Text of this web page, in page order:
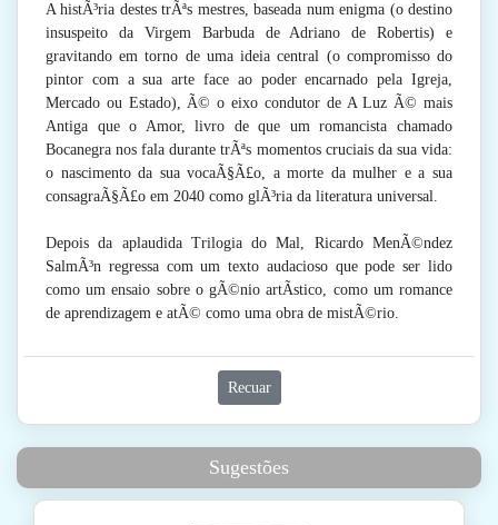
A histÃ³ria destes trÃªs mestres, baseada num enigma (o destino
insuspeito da Virgem Barbuda de Adriano de Robertis) e
gravitando em torno de uma ideia central (o compromisso do
pintor com a sua arte face ao poder encarnado pela Igreja,
Mercado ou Estado), Ã© o eixo condutor de A Luz Ã© mais
Antiga que o Amor, livro de que um romancista chamado
Bocanegra nos fala durante trÃªs momentos cruciais da sua vida:
o nascimento da sua vocaÃ§Ã£o, a morte da mulher e a sua
consagraÃ§Ã£o em 2040 como glÃ³ria da literatura universal.
Depois da aplaudida Trilogia do Mal, Ricardo MenÃ©ndez
SalmÃ³n regressa com um texto audacioso que pode ser lido
como um ensaio sobre o gÃ©nio artÃ­stico, como um romance
de aprendizagem e atÃ© como uma obra de mistÃ©rio.
Recuar
Sugestões